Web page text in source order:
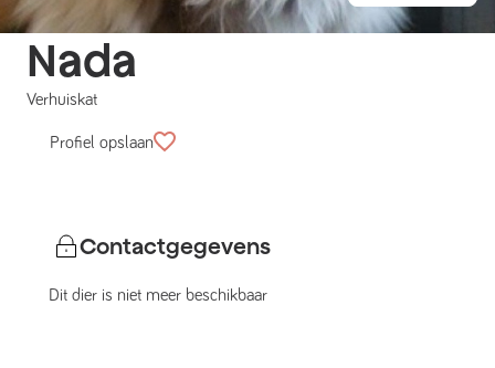
Nada
Verhuiskat
Profiel opslaan
Contactgegevens
Dit dier is niet meer beschikbaar